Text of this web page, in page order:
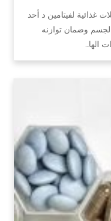
غذائية لفيتامين د أحد
وضمان توازنه
الها…